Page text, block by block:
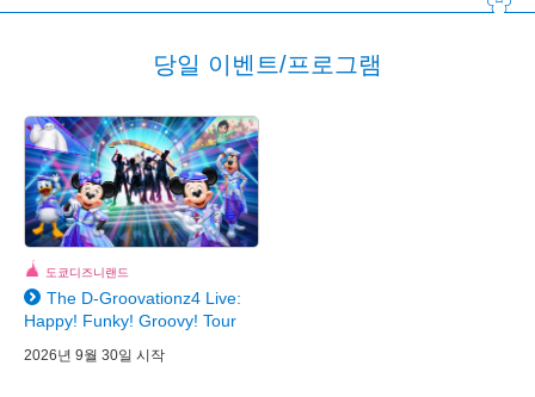
당일 이벤트/프로그램
도쿄디즈니랜드
The D-Groovationz4 Live:
Happy! Funky! Groovy! Tour
2026년 9월 30일 시작